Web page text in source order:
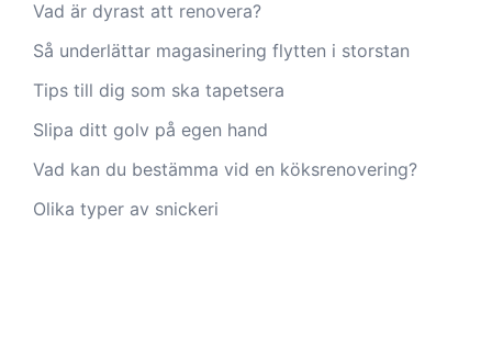
Vad är dyrast att renovera?
Så underlättar magasinering flytten i storstan
Tips till dig som ska tapetsera
Slipa ditt golv på egen hand
Vad kan du bestämma vid en köksrenovering?
Olika typer av snickeri